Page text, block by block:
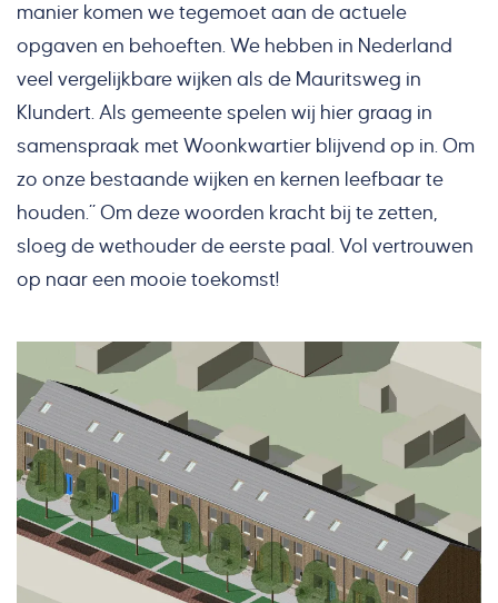
manier komen we tegemoet aan de actuele
opgaven en behoeften. We hebben in Nederland
veel vergelijkbare wijken als de Mauritsweg in
Klundert. Als gemeente spelen wij hier graag in
samenspraak met Woonkwartier blijvend op in. Om
zo onze bestaande wijken en kernen leefbaar te
houden.” Om deze woorden kracht bij te zetten,
sloeg de wethouder de eerste paal. Vol vertrouwen
op naar een mooie toekomst!